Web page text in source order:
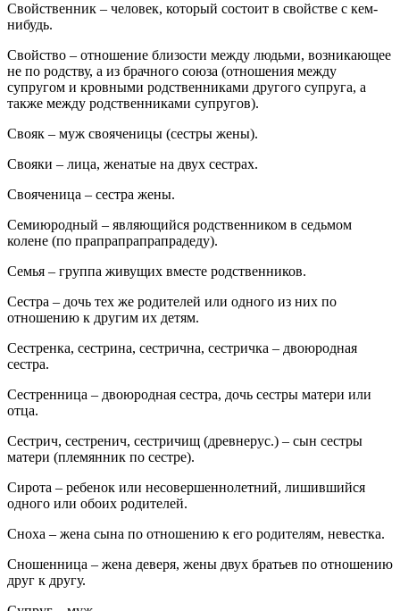
Свойственник – человек, который состоит в свойстве с кем-
нибудь.
Свойство – отношение близости между людьми, возникающее
не по родству, а из брачного союза (отношения между
супругом и кровными родственниками другого супруга, а
также между родственниками супругов).
Свояк – муж свояченицы (сестры жены).
Свояки – лица, женатые на двух сестрах.
Свояченица – сестра жены.
Семиюродный – являющийся родственником в седьмом
колене (по прапрапрапрапрадеду).
Семья – группа живущих вместе родственников.
Сестра – дочь тех же родителей или одного из них по
отношению к другим их детям.
Сестренка, сестрина, сестрична, сестричка – двоюродная
сестра.
Сестренница – двоюродная сестра, дочь сестры матери или
отца.
Сестрич, сестренич, сестричищ (древнерус.) – сын сестры
матери (племянник по сестре).
Сирота – ребенок или несовершеннолетний, лишившийся
одного или обоих родителей.
Сноха – жена сына по отношению к его родителям, невестка.
Сношенница – жена деверя, жены двух братьев по отношению
друг к другу.